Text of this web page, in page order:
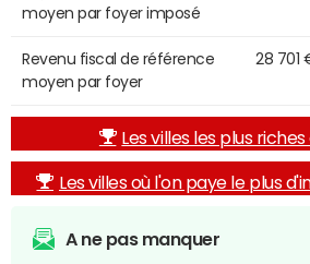
moyen par foyer imposé
Revenu fiscal de référence
moyen par foyer
28 701
Les villes les plus
Les villes où l'on paye le plus
A ne pas manquer